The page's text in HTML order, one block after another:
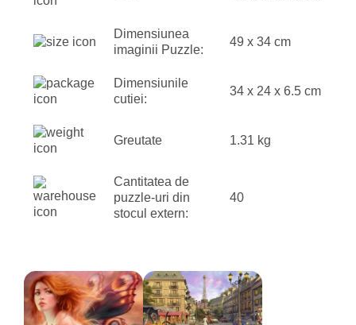
Dimensiunea
imaginii Puzzle:
49 x 34 cm
Dimensiunile
cutiei:
34 x 24 x 6.5 cm
Greutate 1.31 kg
Cantitatea de
puzzle-uri din
stocul extern:
40